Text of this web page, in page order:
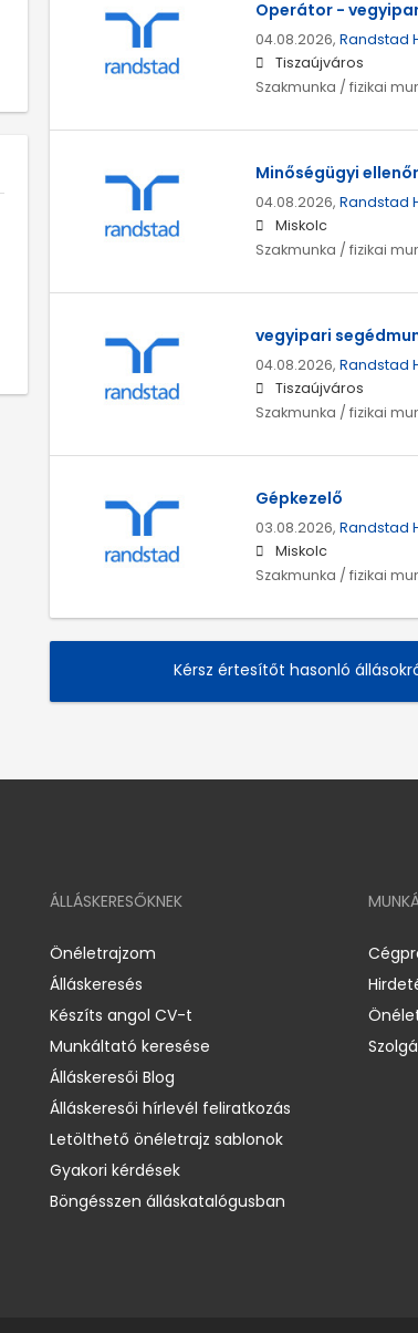
Operátor -
04.08.2026, Randstad
Tiszaújváros
Szakmunka / fizikai
Minőségügyi ellenőr
04.08.2026, Randstad
Miskolc
Szakmunka / fizikai
vegyipari
04.08.2026, Randstad
Tiszaújváros
Szakmunka / fizikai
Gépkezelő
03.08.2026, Randstad
Miskolc
Szakmunka / fizikai
Kérsz értesítőt hasonló
ÁLLÁSKERESŐKNEK
Önéletrajzom
Álláskeresés
Készíts angol CV-t
Munkáltató keresése
Álláskeresői Blog
Álláskeresői hírlevél feliratkozás
Letölthető önéletrajz sablonok
Gyakori kérdések
Böngésszen álláskatalógusban